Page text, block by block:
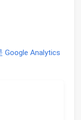
Google Analytics